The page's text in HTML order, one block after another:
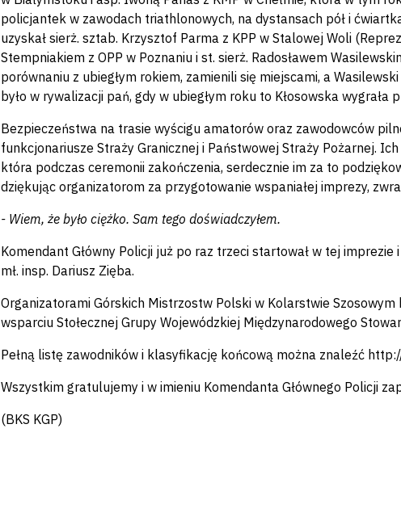
policjantek w zawodach triathlonowych, na dystansach pół i
uzyskał sierż. sztab. Krzysztof Parma z KPP w Stalowej Woli
Stempniakiem z OPP w Poznaniu i st. sierż. Radosławem
porównaniu z ubiegłym rokiem, zamienili się miejscami, a
było w rywalizacji pań, gdy w ubiegłym roku to Kłosowska wygrała
Bezpieczeństwa na trasie wyścigu amatorów oraz zawodowców
funkcjonariusze Straży Granicznej i Państwowej Straży Pożarnej.
która podczas ceremonii zakończenia, serdecznie im za to
dziękując organizatorom za przygotowanie wspaniałej imprezy,
- Wiem, że było ciężko. Sam tego doświadczyłem.
Komendant Główny Policji już po raz trzeci startował w tej
mł. insp. Dariusz Zięba.
Organizatorami Górskich Mistrzostw Polski w Kolarstwie Szosowym
wsparciu Stołecznej Grupy Wojewódzkiej Międzynarodowego
Pełną listę zawodników i klasyfikację końcową można znaleźć
Wszystkim gratulujemy i w imieniu Komendanta Głównego Policji
(BKS KGP)